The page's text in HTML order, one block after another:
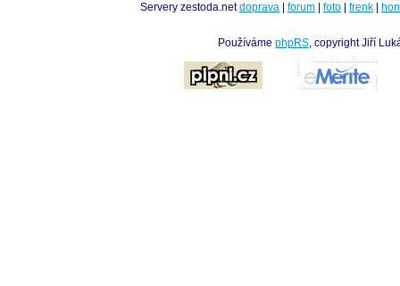
Servery zestoda.netdoprava forum foto frenk
Používáme phpRS, copyright Jiří